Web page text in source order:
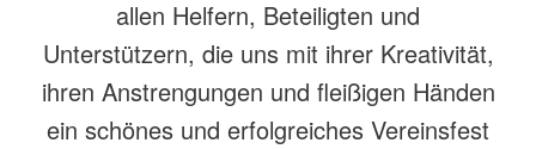
allen Helfern, Beteiligten und
Unterstützern, die uns mit ihrer Kreativität,
ihren Anstrengungen und fleißigen Händen
ein schönes und erfolgreiches Vereinsfest